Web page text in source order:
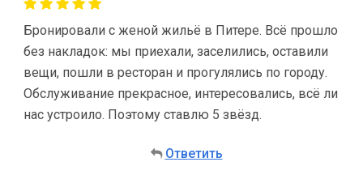
Бронировали с женой жильё в Питере. Всё прошло
без накладок: мы приехали, заселились, оставили
вещи, пошли в ресторан и прогулялись по городу.
Обслуживание прекрасное, интересовались, всё ли
нас устроило. Поэтому ставлю 5 звёзд.
Ответить